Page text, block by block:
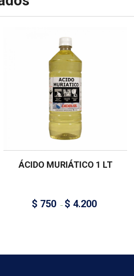
ÁCIDO MURIÁTICO 1 LT
$ 750 – $ 4.200